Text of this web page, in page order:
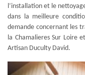
l’installation et le
dans la meilleure
demande concernant les
la Chamalieres Sur Loire
Artisan Duculty David.